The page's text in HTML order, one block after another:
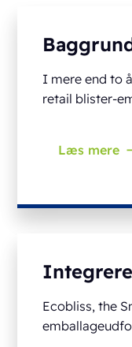
I mere end to
retail blister-
Læs mere
Ecobliss, the